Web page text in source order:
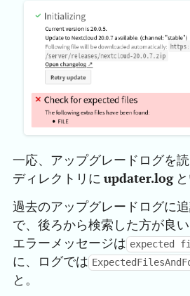
一応、アップグレードログを
ディレクトリに updater.logと
過去のアップグレードログに
で、後ろから検索した方が良
エラーメッセージは expected
に、ログでは
と。